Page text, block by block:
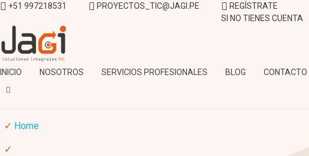
+51 997218531 PROYECTOS_TIC@JAGI.PE
REGÍSTRATE
SI NO TIENES CUENTA
JAGI S.A.C.
Soluciones Integrales TIC
INICIO NOSOTROS SERVICIOS PROFESIONALES BLOG CONTACTO
Home